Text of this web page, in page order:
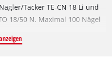
Tacker TE-CN 18 Li und
18/50 N. Maximal 100 Nägel
und sind 32 mm